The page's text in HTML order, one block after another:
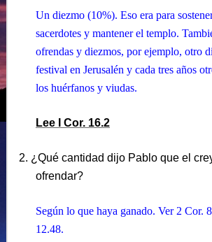
Un diezmo (10%). Eso era para
sacerdotes y mantener el templo.
ofrendas y diezmos, por ejemplo, otro
festival en Jerusalén y cada tres años
los huérfanos y viudas.
Lee I Cor. 16.2
2. ¿Qué cantidad dijo Pablo que el
ofrendar?
Según lo que haya ganado. Ver 2 Cor.
12.48.